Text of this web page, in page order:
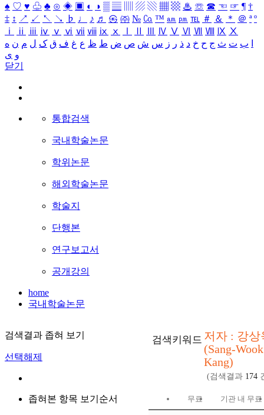
♠ ♡ ♥ ♧ ♣ ⊙ ◈ ▣ ◐ ◑ ▒ ▤ ▨ ▧ ▦ ▩ ♨ ☏ ☎ ☜ ☞ ¶ †
‡ ↕ ↗ ↙ ↖ ↘ ♭ ♩ ♪ ♬ ㉿ ㈜ № ㏇ ™ ㏂ ㏘ ℡ ＃ ＆ ＊ ＠ ª º
ⅰ
ⅱ ⅲ ⅳ ⅴ ⅵ ⅶ ⅷ ⅸ ⅹ Ⅳ Ⅴ Ⅵ Ⅶ Ⅷ Ⅸ Ⅹ
ب ت ث ج ح خ د ذ ر ز س ش ص ض ط ظ ع غ ف ق ک ل م ن ه
و ی
닫기
통합검색
국내학술논문
학위논문
해외학술논문
학술지
단행본
연구보고서
공개강의
home
국내학술논문
검색결과 좁혀 보기
선택해제
좁혀본 항목 보기순서
검색키워드 저자 : 강상
(Sang-Wook
Kang)
(검색결과 174
무료 기관 내 무료